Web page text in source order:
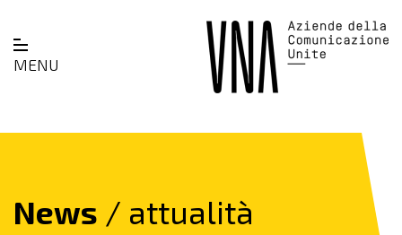
MENU
News / attualità